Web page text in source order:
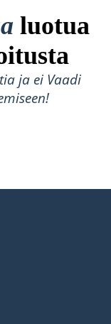
luotua
ja ei Vaadi